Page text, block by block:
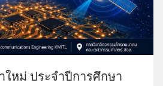
หม่ ประจำปีการศึกษา